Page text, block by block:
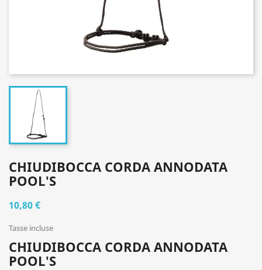
CHIUDIBOCCA CORDA ANNODATA
POOL'S
10,80 €
Tasse incluse
CHIUDIBOCCA CORDA ANNODATA
POOL'S